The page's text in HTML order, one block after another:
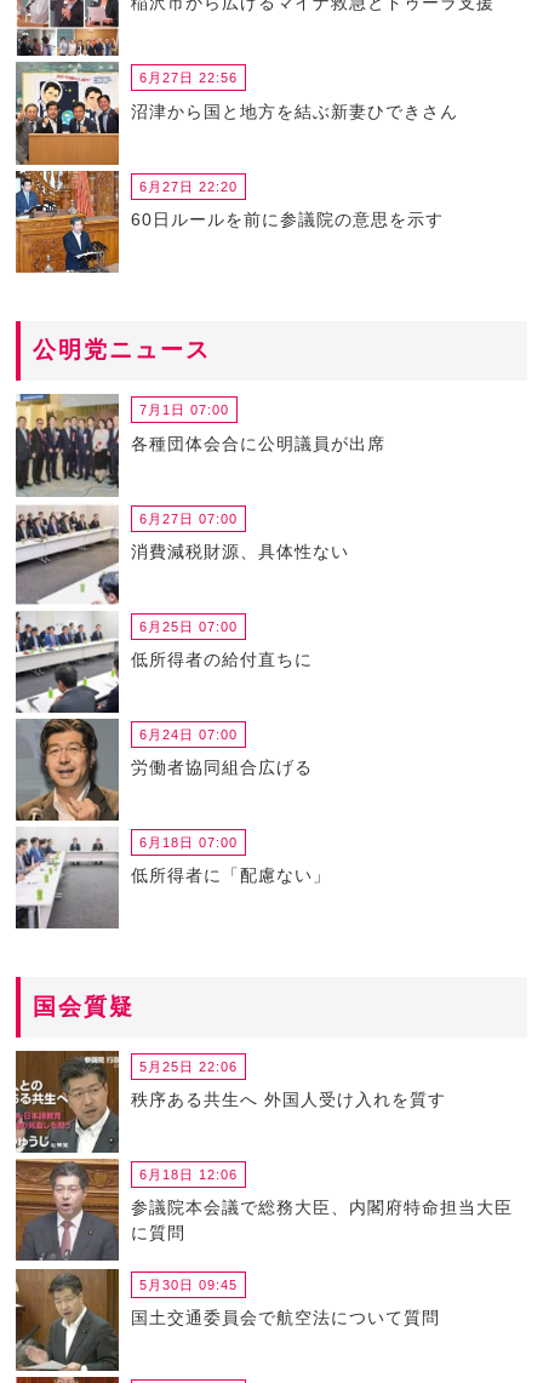
6月27日 22:56
沼津から国と地方を結ぶ新妻ひできさん
6月27日 22:20
60日ルールを前に参議院の意思を示す
公明党ニュース
7月1日 07:00
各種団体会合に公明議員が出席
6月27日 07:00
消費減税財源、具体性ない
6月25日 07:00
低所得者の給付直ちに
6月24日 07:00
労働者協同組合広げる
6月18日 07:00
低所得者に「配慮ない」
国会質疑
5月25日 22:06
秩序ある共生へ 外国人受け入れを質す
6月18日 12:06
参議院本会議で総務大臣、内閣府特命担当大臣
に質問
5月30日 09:45
国土交通委員会で航空法について質問